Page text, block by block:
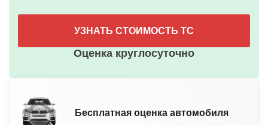
УЗНАТЬ СТОИМОСТЬ ТС
Оценка круглосуточно
Бесплатная оценка автомобиля